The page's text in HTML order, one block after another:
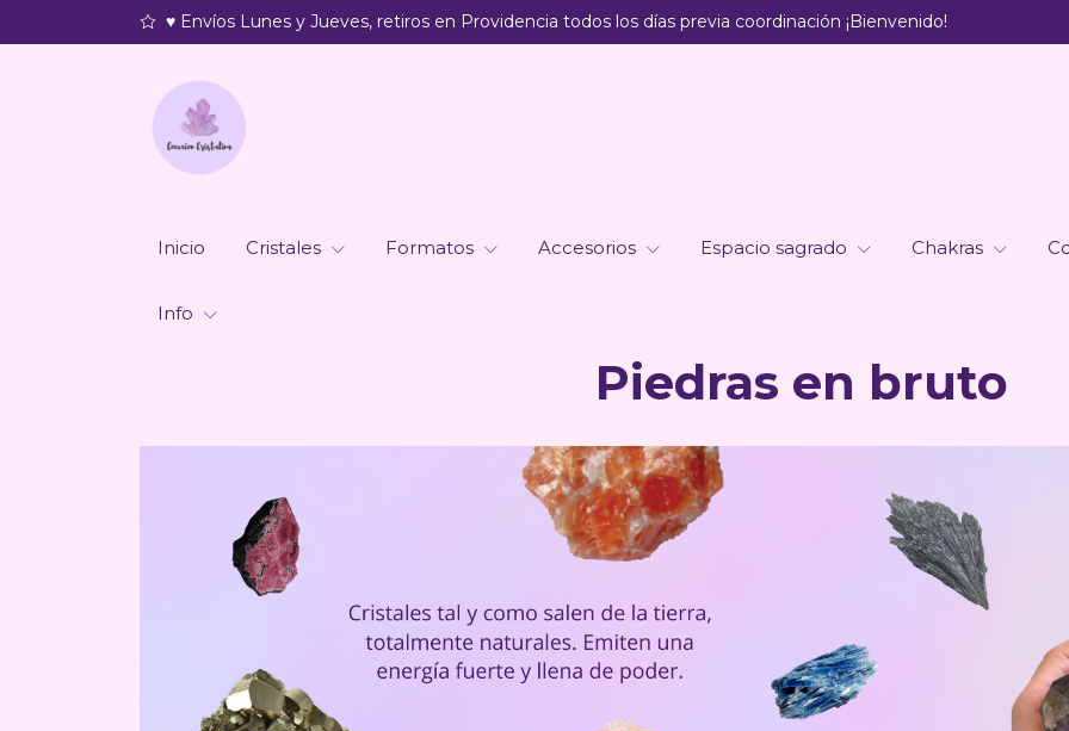
♥ Envíos Lunes y Jueves, retiros en Providencia todos los días previa coordinación ¡Bienvenido!
Inicio Cristales Formatos Accesorios Espacio sagrado Chakras
Info
Piedras en bruto